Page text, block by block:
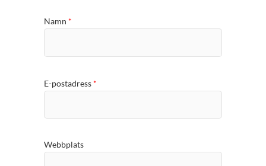
Namn *
E-postadress *
Webbplats